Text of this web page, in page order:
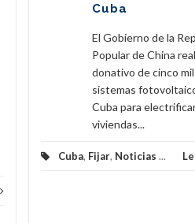
Cuba
El Gobierno de la
Popular de China
donativo de cinco mil
sistemas
Cuba para
viviendas...
Cuba, Fijar, Noticias ...